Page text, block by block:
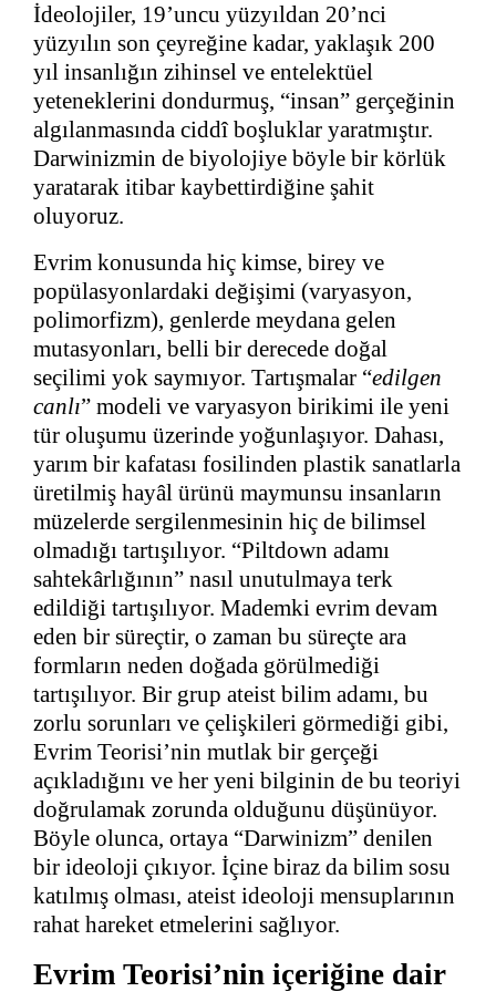
İdeolojiler, 19’uncu yüzyıldan 20’nci
yüzyılın son çeyreğine kadar, yaklaşık 200
yıl insanlığın zihinsel ve entelektüel
yeteneklerini dondurmuş, “insan” gerçeğinin
algılanmasında ciddî boşluklar yaratmıştır.
Darwinizmin de biyolojiye böyle bir körlük
yaratarak itibar kaybettirdiğine şahit
oluyoruz.
Evrim konusunda hiç kimse, birey ve
popülasyonlardaki değişimi (varyasyon,
polimorfizm), genlerde meydana gelen
mutasyonları, belli bir derecede doğal
seçilimi yok saymıyor. Tartışmalar “edilgen
canlı” modeli ve varyasyon birikimi ile yeni
tür oluşumu üzerinde yoğunlaşıyor. Dahası,
yarım bir kafatası fosilinden plastik sanatlarla
üretilmiş hayâl ürünü maymunsu insanların
müzelerde sergilenmesinin hiç de bilimsel
olmadığı tartışılıyor. “Piltdown adamı
sahtekârlığının” nasıl unutulmaya terk
edildiği tartışılıyor. Mademki evrim devam
eden bir süreçtir, o zaman bu süreçte ara
formların neden doğada görülmediği
tartışılıyor. Bir grup ateist bilim adamı, bu
zorlu sorunları ve çelişkileri görmediği gibi,
Evrim Teorisi’nin mutlak bir gerçeği
açıkladığını ve her yeni bilginin de bu teoriyi
doğrulamak zorunda olduğunu düşünüyor.
Böyle olunca, ortaya “Darwinizm” denilen
bir ideoloji çıkıyor. İçine biraz da bilim sosu
katılmış olması, ateist ideoloji mensuplarının
rahat hareket etmelerini sağlıyor.
Evrim Teorisi’nin içeriğine dair